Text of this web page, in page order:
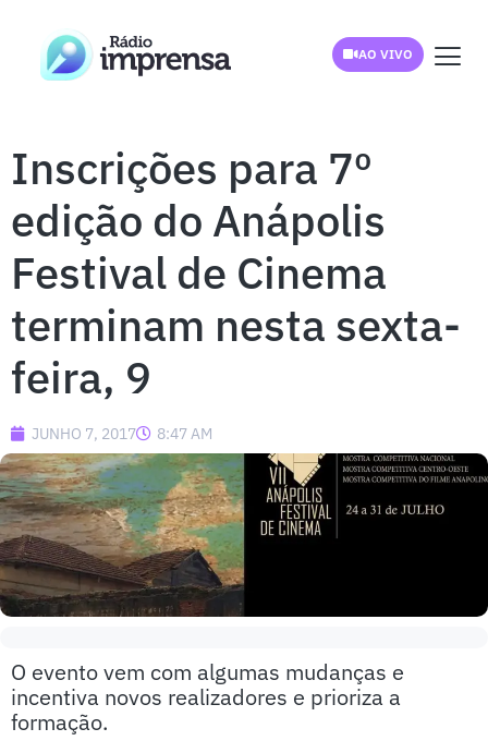
AO VIVO
Inscrições para 7º
edição do Anápolis
Festival de Cinema
terminam nesta sexta-
feira, 9
JUNHO 7, 2017 8:47 AM
O evento vem com algumas mudanças e
incentiva novos realizadores e prioriza a
formação.